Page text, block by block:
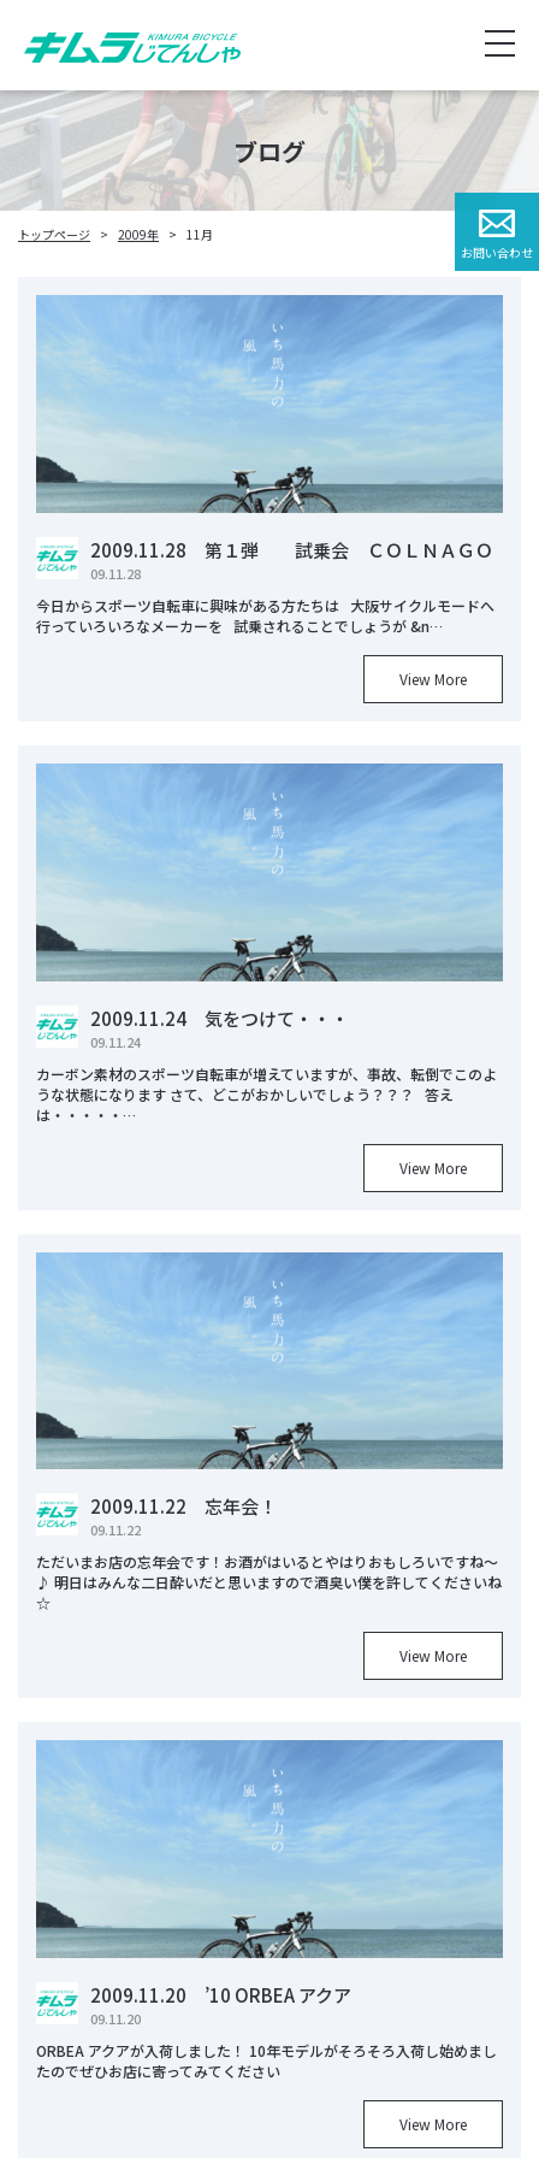
ブログ
トップページ 2009年 11月
2009.11.28 第１弾 試乗会 ＣＯＬＮＡＧＯ
09.11.28
今日からスポーツ自転車に興味がある方たちは 大阪サイクルモードへ
行っていろいろなメーカーを 試乗されることでしょうが &n…
View More
2009.11.24 気をつけて・・・
09.11.24
カーボン素材のスポーツ自転車が増えていますが、事故、転倒でこのよ
うな状態になります さて、どこがおかしいでしょう？？？ 答え
は・・・・・…
View More
2009.11.22 忘年会！
09.11.22
ただいまお店の忘年会です！お酒がはいるとやはりおもしろいですね～
♪ 明日はみんな二日酔いだと思いますので酒臭い僕を許してくださいね
☆
View More
2009.11.20 ’10 ORBEA アクア
09.11.20
ORBEA アクアが入荷しました！ 10年モデルがそろそろ入荷し始めまし
たのでぜひお店に寄ってみてください
View More
お問い合わせ